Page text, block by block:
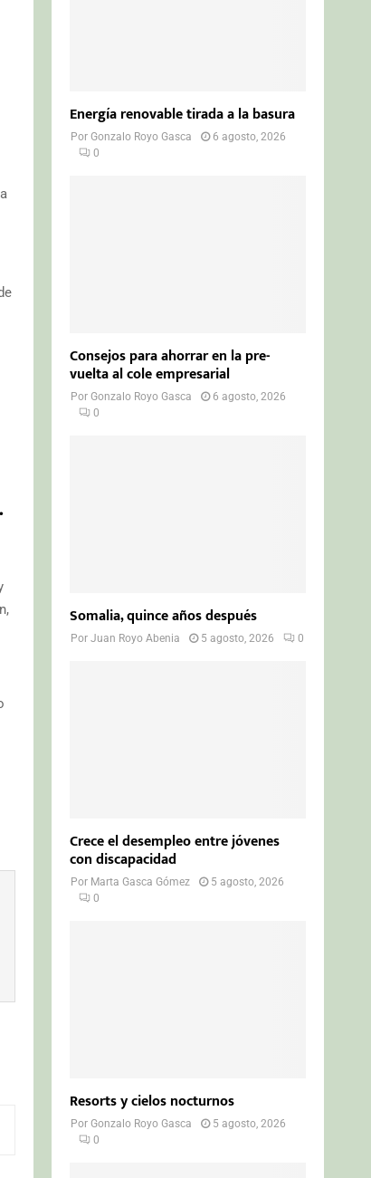
Energía renovable tirada a la basura
PorGonzalo Royo Gasca
6 agosto, 2026
0
Consejos para ahorrar en la pre-
vuelta al cole empresarial
PorGonzalo Royo Gasca
6 agosto, 2026
0
Somalia, quince años después
PorJuan Royo Abenia 5 agosto, 2026 0
Crece el desempleo entre jóvenes
con discapacidad
Por Marta Gasca Gómez
5 agosto, 2026
0
Resorts y cielos nocturnos
PorGonzalo Royo Gasca
5 agosto, 2026
0